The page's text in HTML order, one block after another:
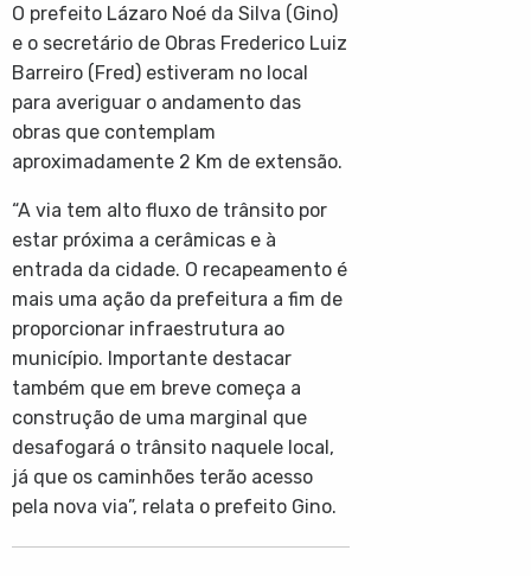
O prefeito Lázaro Noé da Silva (Gino)
e o secretário de Obras Frederico Luiz
Barreiro (Fred) estiveram no local
para averiguar o andamento das
obras que contemplam
aproximadamente 2 Km de extensão.
“A via tem alto fluxo de trânsito por
estar próxima a cerâmicas e à
entrada da cidade. O recapeamento é
mais uma ação da prefeitura a fim de
proporcionar infraestrutura ao
município. Importante destacar
também que em breve começa a
construção de uma marginal que
desafogará o trânsito naquele local,
já que os caminhões terão acesso
pela nova via”, relata o prefeito Gino.